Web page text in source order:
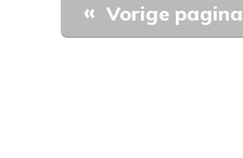
Vorige pagina